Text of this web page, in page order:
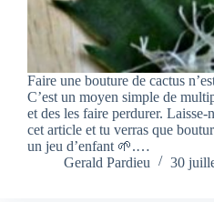
Faire une bouture de cactus
C’est un moyen simple de
et des les faire perdurer. Laisse-
cet article et tu verras que
un jeu d’enfant 🌱.…
Gerald Pardieu
30